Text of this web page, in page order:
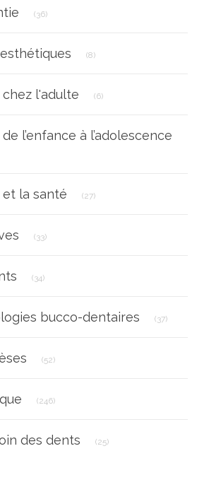
(36)
(8)
l'adulte (6)
l’enfance à l’adolescence
la santé (27)
(33)
(34)
bucco-dentaires (37)
(52)
(246)
des dents (25)